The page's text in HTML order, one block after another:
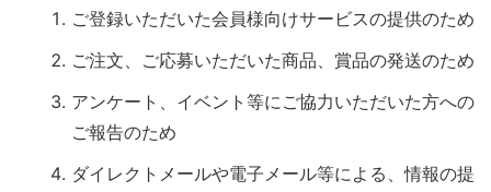
ご登録いただいた会員様向けサービスの提供のため
ご注文、ご応募いただいた商品、賞品の発送のため
アンケート、イベント等にご協力いただいた方への
ご報告のため
ダイレクトメールや電子メール等による、情報の提